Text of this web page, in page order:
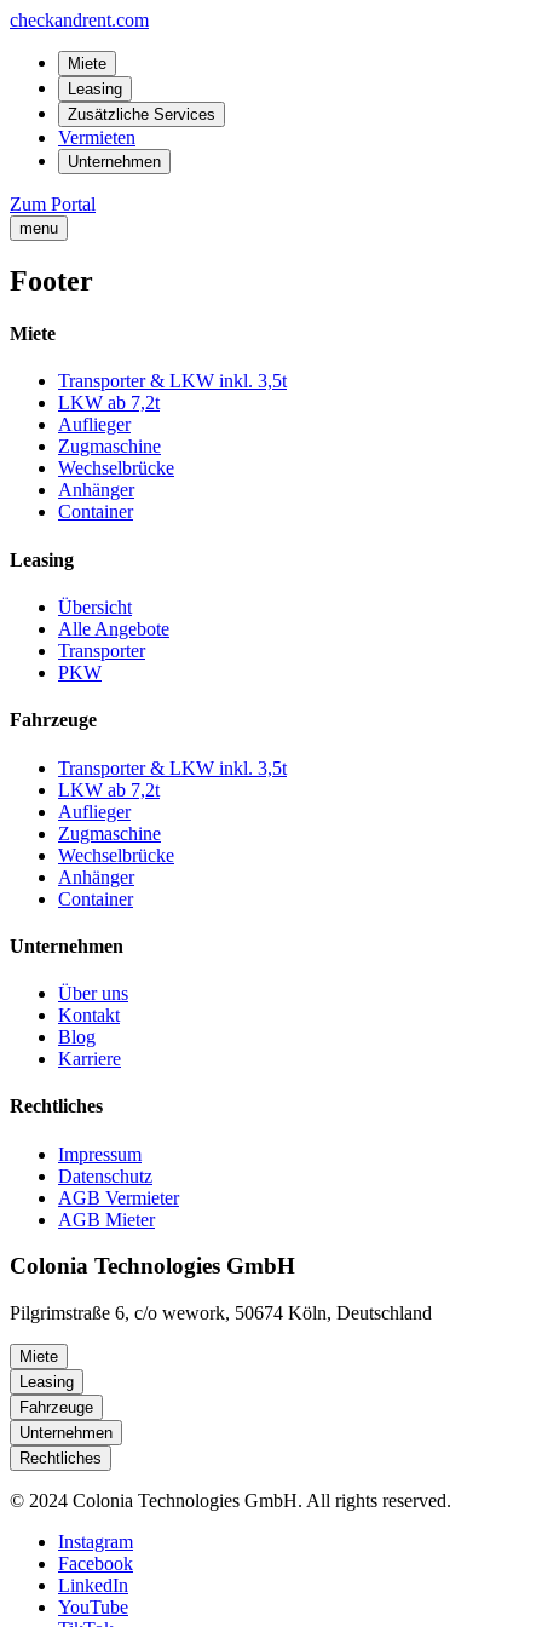
checkandrent.com
Miete
Leasing
Zusätzliche Services
Vermieten
Unternehmen
Zum Portal
menu
Footer
Miete
Transporter & LKW inkl. 3,5t
LKW ab 7,2t
Auflieger
Zugmaschine
Wechselbrücke
Anhänger
Container
Leasing
Übersicht
Alle Angebote
Transporter
PKW
Fahrzeuge
Transporter & LKW inkl. 3,5t
LKW ab 7,2t
Auflieger
Zugmaschine
Wechselbrücke
Anhänger
Container
Unternehmen
Über uns
Kontakt
Blog
Karriere
Rechtliches
Impressum
Datenschutz
AGB Vermieter
AGB Mieter
Colonia Technologies GmbH
Pilgrimstraße 6, c/o wework, 50674 Köln, Deutschland
Miete
Leasing
Fahrzeuge
Unternehmen
Rechtliches
© 2024 Colonia Technologies GmbH. All rights reserved.
Instagram
Facebook
LinkedIn
YouTube